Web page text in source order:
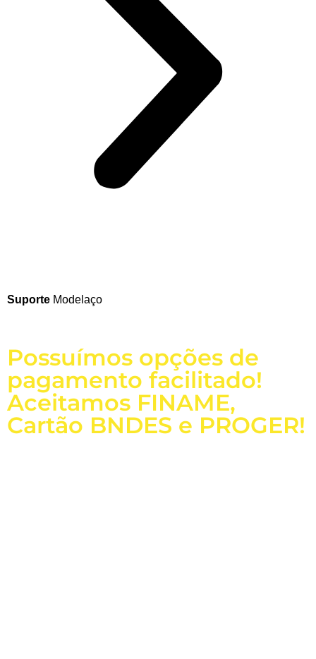
Suporte Modelaço
Possuímos opções de
pagamento facilitado!
Aceitamos FINAME,
Cartão BNDES e PROGER!